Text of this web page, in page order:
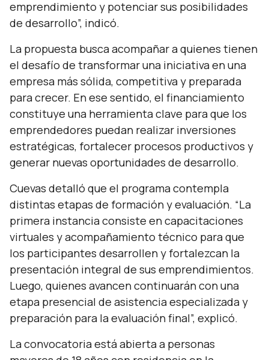
emprendimiento y potenciar sus posibilidades
de desarrollo”, indicó.
La propuesta busca acompañar a quienes tienen
el desafío de transformar una iniciativa en una
empresa más sólida, competitiva y preparada
para crecer. En ese sentido, el financiamiento
constituye una herramienta clave para que los
emprendedores puedan realizar inversiones
estratégicas, fortalecer procesos productivos y
generar nuevas oportunidades de desarrollo.
Cuevas detalló que el programa contempla
distintas etapas de formación y evaluación. “La
primera instancia consiste en capacitaciones
virtuales y acompañamiento técnico para que
los participantes desarrollen y fortalezcan la
presentación integral de sus emprendimientos.
Luego, quienes avancen continuarán con una
etapa presencial de asistencia especializada y
preparación para la evaluación final”, explicó.
La convocatoria está abierta a personas